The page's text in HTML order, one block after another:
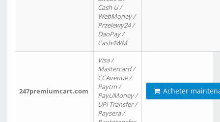
Cash U /
WebMoney /
Przelewy24 /
DaoPay /
Cash4WM
247premiumcart.com
Visa /
Mastercard /
CCAvenue /
Paytm /
PayUMoney /
UPi Transfer /
Paysera /
Acheter